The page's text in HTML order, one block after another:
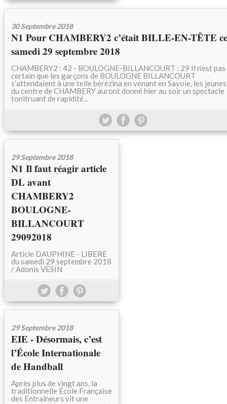
30 Septembre 2018
N1 Pour CHAMBERY2 c’était BILLE-EN-TÊTE ce
samedi 29 septembre 2018
CHAMBERY2 : 42 - BOULOGNE-BILLANCOURT : 29 Il n’est pas
certain que les garçons de BOULOGNE BILLANCOURT
s’attendaient à une telle bérézina en venant en Savoie, les jeunes
du centre de CHAMBERY auront donné hier au soir un spectacle
tonitruant de rapidité...
29 Septembre 2018
N1 Il faut réagir article
DL avant
CHAMBERY2
BOULOGNE-
BILLANCOURT
29092018
Article DAUPHINE - LIBERE
du samedi 29 septembre 2018
/ Adonis VESIN
29 Septembre 2018
EIE - Désormais, c’est
l’École Internationale
de Handball
Après plus de vingt ans, la
traditionnelle École Française
des Entraîneurs vit une